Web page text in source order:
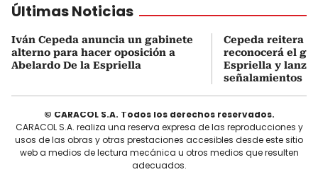
Últimas Noticias
Iván Cepeda anuncia un gabinete
alterno para hacer oposición a
Abelardo De la Espriella
Cepeda reitera
reconocerá el
Espriella y lanza
señalamientos
© CARACOL S.A. Todos los derechos reservados.
CARACOL S.A. realiza una reserva expresa de las reproducciones y
usos de las obras y otras prestaciones accesibles desde este sitio
web a medios de lectura mecánica u otros medios que resulten
adecuados.